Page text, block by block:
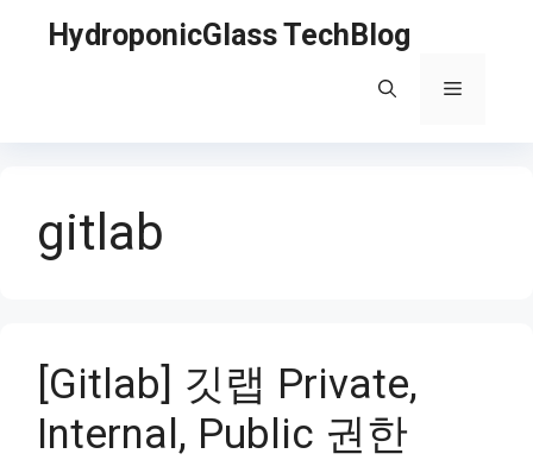
HydroponicGlass TechBlog
Menu
gitlab
[Gitlab] 깃랩 Private,
Internal, Public 권한